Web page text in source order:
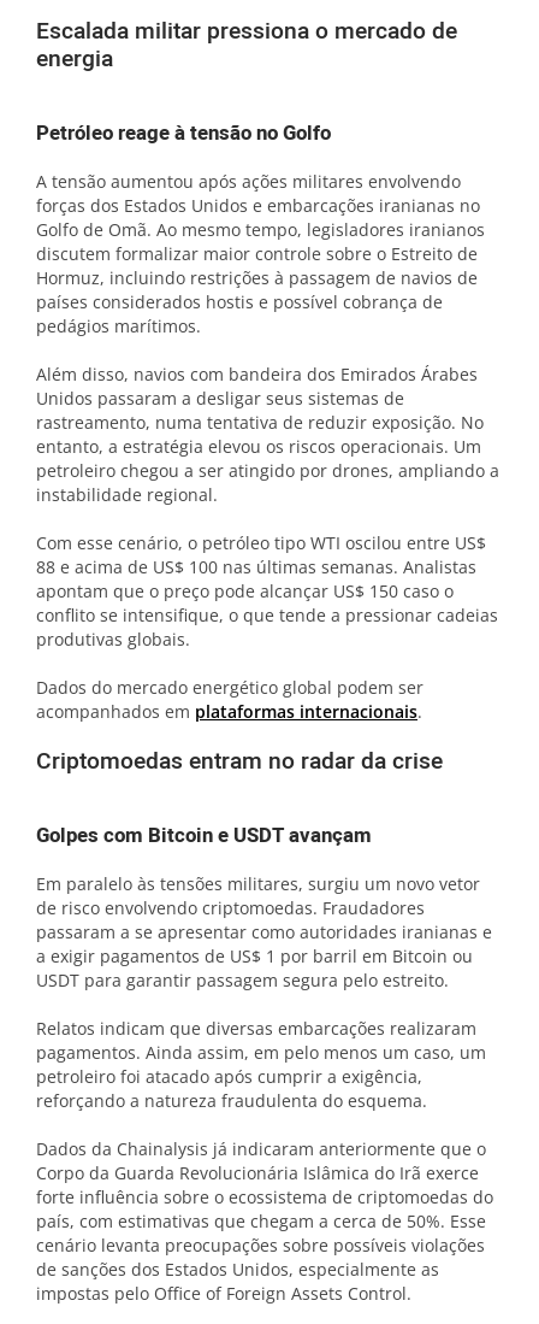
Escalada militar pressiona o mercado de
energia
Petróleo reage à tensão no Golfo
A tensão aumentou após ações militares envolvendo
forças dos Estados Unidos e embarcações iranianas no
Golfo de Omã. Ao mesmo tempo, legisladores iranianos
discutem formalizar maior controle sobre o Estreito de
Hormuz, incluindo restrições à passagem de navios de
países considerados hostis e possível cobrança de
pedágios marítimos.
Além disso, navios com bandeira dos Emirados Árabes
Unidos passaram a desligar seus sistemas de
rastreamento, numa tentativa de reduzir exposição. No
entanto, a estratégia elevou os riscos operacionais. Um
petroleiro chegou a ser atingido por drones, ampliando a
instabilidade regional.
Com esse cenário, o petróleo tipo WTI oscilou entre US$
88 e acima de US$ 100 nas últimas semanas. Analistas
apontam que o preço pode alcançar US$ 150 caso o
conflito se intensifique, o que tende a pressionar cadeias
produtivas globais.
Dados do mercado energético global podem ser
acompanhados em plataformas internacionais.
Criptomoedas entram no radar da crise
Golpes com Bitcoin e USDT avançam
Em paralelo às tensões militares, surgiu um novo vetor
de risco envolvendo criptomoedas. Fraudadores
passaram a se apresentar como autoridades iranianas e
a exigir pagamentos de US$ 1 por barril em Bitcoin ou
USDT para garantir passagem segura pelo estreito.
Relatos indicam que diversas embarcações realizaram
pagamentos. Ainda assim, em pelo menos um caso, um
petroleiro foi atacado após cumprir a exigência,
reforçando a natureza fraudulenta do esquema.
Dados da Chainalysis já indicaram anteriormente que o
Corpo da Guarda Revolucionária Islâmica do Irã exerce
forte influência sobre o ecossistema de criptomoedas do
país, com estimativas que chegam a cerca de 50%. Esse
cenário levanta preocupações sobre possíveis violações
de sanções dos Estados Unidos, especialmente as
impostas pelo Office of Foreign Assets Control.